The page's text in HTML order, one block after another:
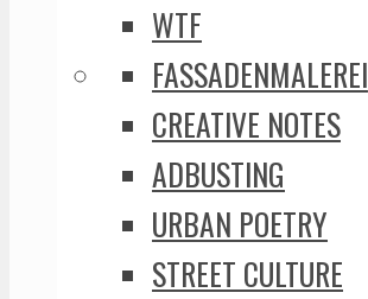
WTF
FASSADENMALEREI
CREATIVE NOTES
ADBUSTING
URBAN POETRY
STREET CULTURE